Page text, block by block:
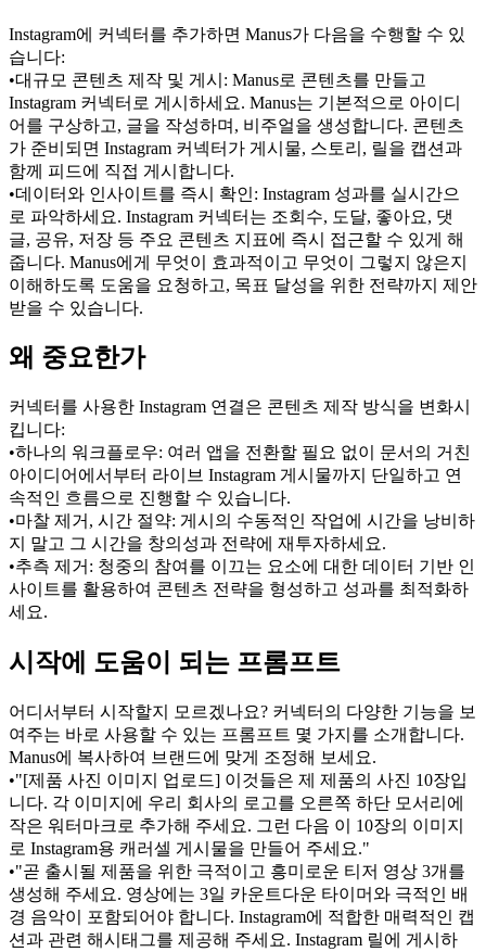
Instagram에 커넥터를 추가하면 Manus가 다음을 수행할 수 있
습니다:
•대규모 콘텐츠 제작 및 게시: Manus로 콘텐츠를 만들고
Instagram 커넥터로 게시하세요. Manus는 기본적으로 아이디
어를 구상하고, 글을 작성하며, 비주얼을 생성합니다. 콘텐츠
가 준비되면 Instagram 커넥터가 게시물, 스토리, 릴을 캡션과
함께 피드에 직접 게시합니다.
•데이터와 인사이트를 즉시 확인: Instagram 성과를 실시간으
로 파악하세요. Instagram 커넥터는 조회수, 도달, 좋아요, 댓
글, 공유, 저장 등 주요 콘텐츠 지표에 즉시 접근할 수 있게 해
줍니다. Manus에게 무엇이 효과적이고 무엇이 그렇지 않은지
이해하도록 도움을 요청하고, 목표 달성을 위한 전략까지 제안
받을 수 있습니다.
왜 중요한가
커넥터를 사용한 Instagram 연결은 콘텐츠 제작 방식을 변화시
킵니다:
•하나의 워크플로우: 여러 앱을 전환할 필요 없이 문서의 거친
아이디어에서부터 라이브 Instagram 게시물까지 단일하고 연
속적인 흐름으로 진행할 수 있습니다.
•마찰 제거, 시간 절약: 게시의 수동적인 작업에 시간을 낭비하
지 말고 그 시간을 창의성과 전략에 재투자하세요.
•추측 제거: 청중의 참여를 이끄는 요소에 대한 데이터 기반 인
사이트를 활용하여 콘텐츠 전략을 형성하고 성과를 최적화하
세요.
시작에 도움이 되는 프롬프트
어디서부터 시작할지 모르겠나요? 커넥터의 다양한 기능을 보
여주는 바로 사용할 수 있는 프롬프트 몇 가지를 소개합니다.
Manus에 복사하여 브랜드에 맞게 조정해 보세요.
•"[제품 사진 이미지 업로드] 이것들은 제 제품의 사진 10장입
니다. 각 이미지에 우리 회사의 로고를 오른쪽 하단 모서리에
작은 워터마크로 추가해 주세요. 그런 다음 이 10장의 이미지
로 Instagram용 캐러셀 게시물을 만들어 주세요."
•"곧 출시될 제품을 위한 극적이고 흥미로운 티저 영상 3개를
생성해 주세요. 영상에는 3일 카운트다운 타이머와 극적인 배
경 음악이 포함되어야 합니다. Instagram에 적합한 매력적인 캡
션과 관련 해시태그를 제공해 주세요. Instagram 릴에 게시하